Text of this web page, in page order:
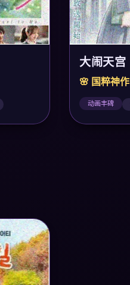
大闹天宫
🌸 国粹神作
动画丰碑